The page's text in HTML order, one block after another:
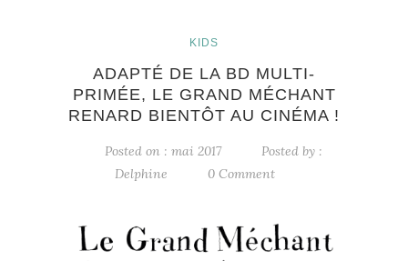
KIDS
ADAPTÉ DE LA BD MULTI-
PRIMÉE, LE GRAND MÉCHANT
RENARD BIENTÔT AU CINÉMA !
Posted on : mai 2017
Posted by :
Delphine
0 Comment